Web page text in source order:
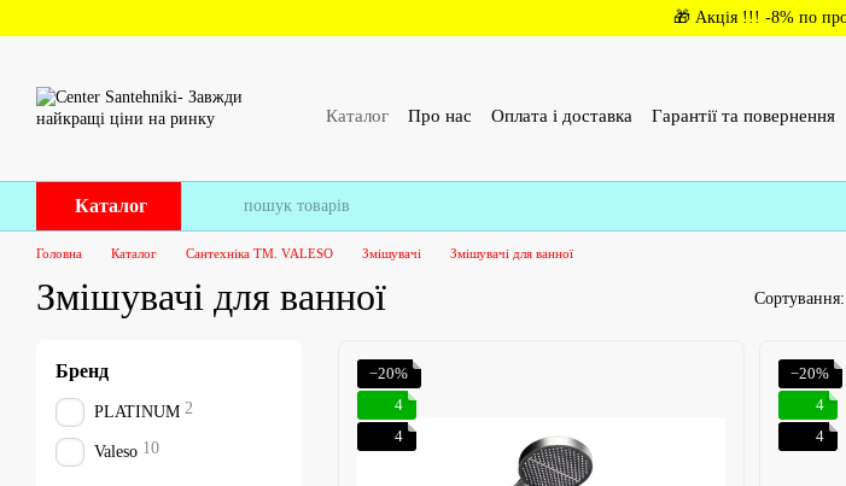
🎁 Акція !!! -8% по
Каталог Про нас Оплата і доставка Гарантії та повернення
Каталог
Головна Каталог Сантехніка ТМ. VALESO Змішувачі Змішувачі для ванної
Змішувачі для ванної Сортування:
−20%
4
4
−20%
4
4
Бренд
PLATINUM 2
Valeso 10